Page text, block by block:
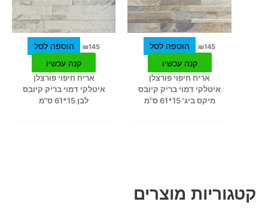
קטגוריות מוצרים
₪145
הוספה לסל
קנה עכשיו
אריח חיפוי פורצלן
איטלקי דמוי בריק קיובס
מיקס ביג' 15*61 ס"מ
₪145
הוספה לסל
קנה עכשיו
אריח חיפוי פורצלן
איטלקי דמוי בריק קיובס
לבן 15*61 ס"מ